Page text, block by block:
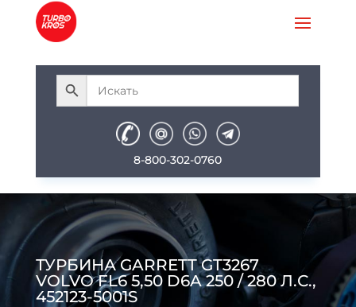
8-800-302-0760
ТУРБИНА GARRETT GT3267
VOLVO FL6 5,50 D6A 250 / 280 Л.С.,
452123-5001S